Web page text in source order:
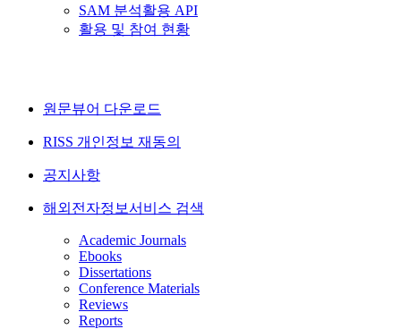
SAM 분석활용 API
활용 및 참여 현황
원문뷰어 다운로드
RISS 개인정보 재동의
공지사항
해외전자정보서비스 검색
Academic Journals
Ebooks
Dissertations
Conference Materials
Reviews
Reports